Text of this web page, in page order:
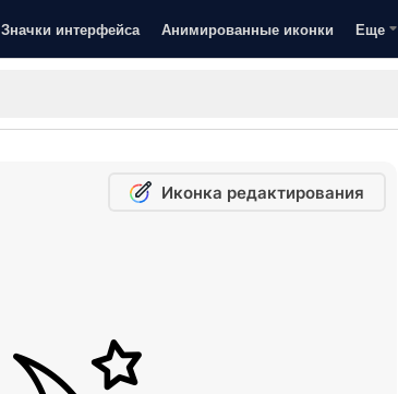
Значки интерфейса Анимированные иконки Еще
Иконка редактирования